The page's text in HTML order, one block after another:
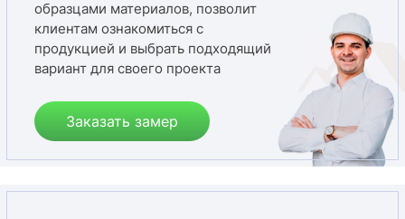
образцами материалов, позволит
клиентам ознакомиться с
продукцией и выбрать подходящий
вариант для своего проекта
Заказать замер